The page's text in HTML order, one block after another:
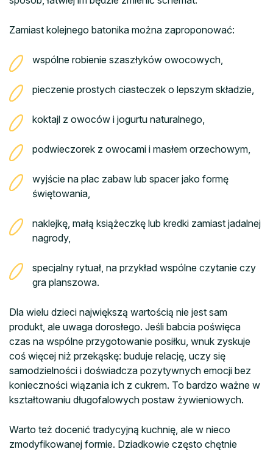
Zamiast kolejnego batonika można zaproponować:
wspólne robienie szaszłyków owocowych,
pieczenie prostych ciasteczek o lepszym składzie,
koktajl z owoców i jogurtu naturalnego,
podwieczorek z owocami i masłem orzechowym,
wyjście na plac zabaw lub spacer jako formę
świętowania,
naklejkę, małą książeczkę lub kredki zamiast jadalnej
nagrody,
specjalny rytuał, na przykład wspólne czytanie czy
gra planszowa.
Dla wielu dzieci największą wartością nie jest sam
produkt, ale uwaga dorosłego. Jeśli babcia poświęca
czas na wspólne przygotowanie posiłku, wnuk zyskuje
coś więcej niż przekąskę: buduje relację, uczy się
samodzielności i doświadcza pozytywnych emocji bez
konieczności wiązania ich z cukrem. To bardzo ważne w
kształtowaniu długofalowych postaw żywieniowych.
Warto też docenić tradycyjną kuchnię, ale w nieco
zmodyfikowanej formie. Dziadkowie często chętnie